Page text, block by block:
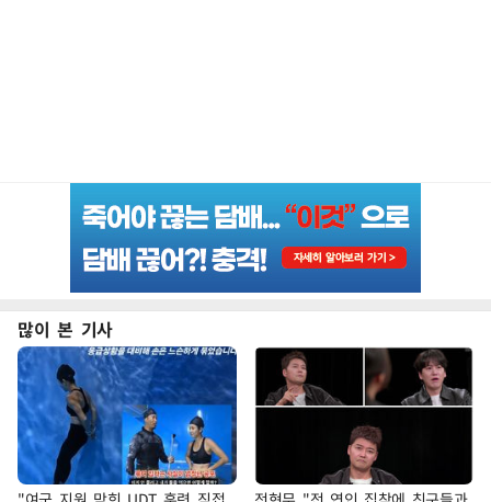
많이 본 기사